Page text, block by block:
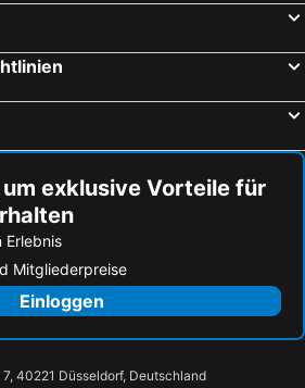
exklusive Vorteile für
Erlebnis
Mitgliederpreise
Einloggen
7, 40221 Düsseldorf, Deutschland